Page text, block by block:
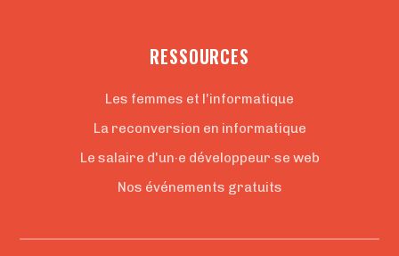
RESSOURCES
Les femmes et l'informatique
La reconversion en informatique
Le salaire d'un·e développeur·se web
Nos événements gratuits